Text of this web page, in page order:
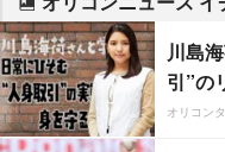
川島
引”の
オリコン